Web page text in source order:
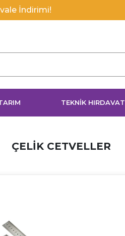
TEKNİK HIRDAVAT
ÇELIK CETVELLER